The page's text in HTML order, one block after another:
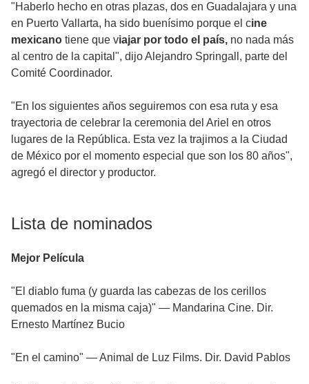
"Haberlo hecho en otras plazas, dos en Guadalajara y una
en Puerto Vallarta, ha sido buenísimo porque el cine
mexicano tiene que viajar por todo el país, no nada más
al centro de la capital", dijo Alejandro Springall, parte del
Comité Coordinador.
"En los siguientes años seguiremos con esa ruta y esa
trayectoria de celebrar la ceremonia del Ariel en otros
lugares de la República. Esta vez la trajimos a la Ciudad
de México por el momento especial que son los 80 años",
agregó el director y productor.
Lista de nominados
Mejor Película
"El diablo fuma (y guarda las cabezas de los cerillos
quemados en la misma caja)" — Mandarina Cine. Dir.
Ernesto Martínez Bucio
"En el camino" — Animal de Luz Films. Dir. David Pablos